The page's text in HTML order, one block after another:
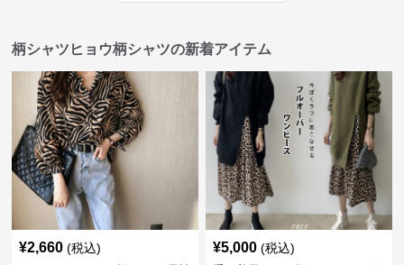
柄シャツヒョウ柄シャツの新着アイテム
¥2,660 (税込) ¥5,000 (税込)